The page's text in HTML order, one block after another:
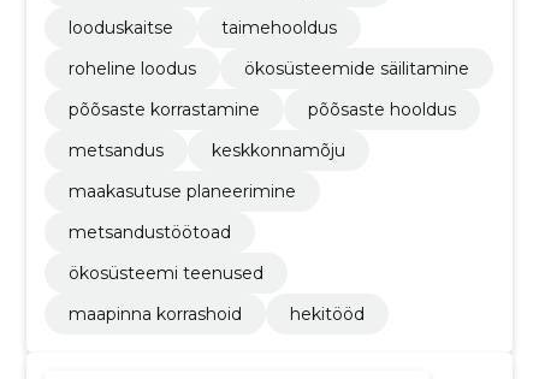
looduskaitse
taimehooldus
roheline loodus
ökosüsteemide säilitamine
põõsaste korrastamine
põõsaste hooldus
metsandus
keskkonnamõju
maakasutuse planeerimine
metsandustöötoad
ökosüsteemi teenused
maapinna korrashoid
hekitööd